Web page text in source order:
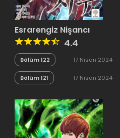
Esrarengiz Nişancı
4.4
Bölüm 122 17 Nisan 2024
Bölüm 121 17 Nisan 2024